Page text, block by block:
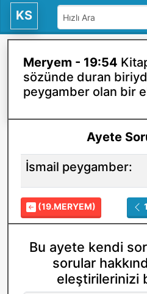
KS
Meryem - 19:54
sözünde duran
peygamber olan bir
Ayete
İsmail peygamber:
(19.MERYEM)
Bu ayete kendi
sorular
eleştirilerinizi